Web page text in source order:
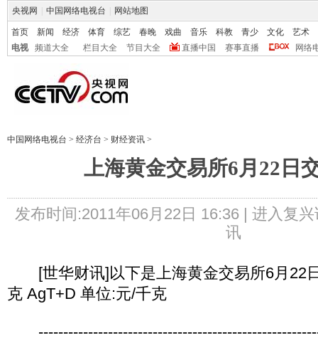
央视网 中国网络电视台 网站地图
首页 新闻 经济 体育 综艺 春晚 戏曲 音乐 科教 青少 文化
艺术
电视
频道大全 栏目大全 节目大全 直播中国 赛事直播 网络
中国网络电视台 > 经济台 > 财经资讯 >
上海黄金交易所6月22日
发布时间:2011年06月22日 16:36 | 进入复兴
讯
[世华财讯]以下是上海黄金交易所6月22
克 AgT+D 单位:元/千克